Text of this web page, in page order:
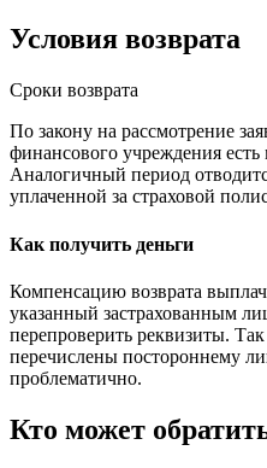
Условия возврата
Сроки возврата
По закону на рассмотрение
финансового учреждения
Аналогичный период
уплаченной за страховой
Как получить деньги
Компенсацию возврата
указанный застрахованным
перепроверить реквизиты.
перечислены постороннему
проблематично.
Кто может